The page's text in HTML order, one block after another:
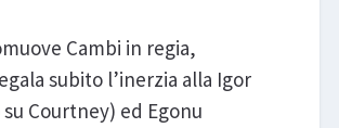
Cambi in regia,
subito l’inerzia alla Igor
Courtney) ed Egonu